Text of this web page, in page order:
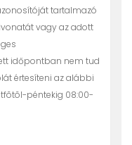
tartalmazó
vagy az adott
időpontban nem tud
értesíteni az alábbi
péntekig 08:00-